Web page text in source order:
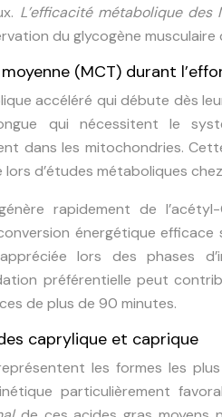
L’efficacité métabolique des
du glycogène musculaire
(MCT) durant
accéléré qui débute dès
qui nécessitent le
dans les mitochondries.
lors d’études métaboliques
rapidement de
énergétique
lors des phases
préférentielle peut
de plus de 90 minutes.
caprylique et caprique
les formes les
particulièrement